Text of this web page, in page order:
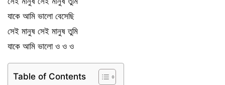
যাকে আমি ভালো বেসেছি
সেই মানুষ সেই মানুষ তুমি
যাকে আমি ভালো ও ও ও
Table of Contents